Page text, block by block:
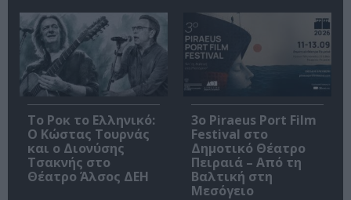
Το Ροκ το Ελληνικό:
Ο Κώστας Τουρνάς
και ο Διονύσης
Τσακνής στο
Θέατρο Άλσος ΔΕΗ
3o Piraeus Port Film
Festival στο
Δημοτικό Θέατρο
Πειραιά – Από τη
Βαλτική στη
Μεσόγειο